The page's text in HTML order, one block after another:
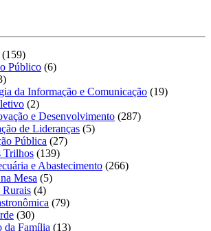
(159)
Público (6)
da Informação e Comunicação (19)
(2)
e Desenvolvimento (287)
de Lideranças (5)
Pública (27)
Trilhos (139)
e Abastecimento (266)
Mesa (5)
Rurais (4)
(79)
(30)
da Família (13)